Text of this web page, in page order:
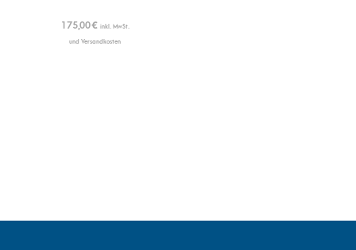
175,00€ inkl. MwSt.
und Versandkosten